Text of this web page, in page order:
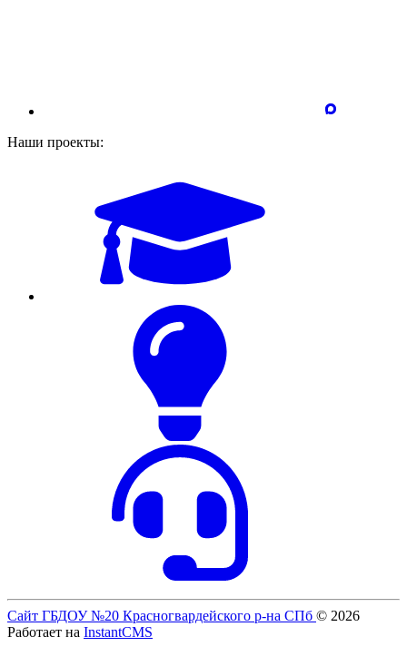
Наши проекты:
Сайт ГБДОУ №20 Красногвардейского р-на СПб © 2026
Работает на InstantCMS